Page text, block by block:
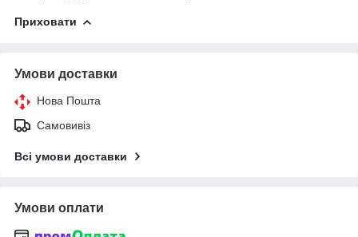
Приховати
Умови доставки
Нова Пошта
Самовивіз
Всі умови доставки
Умови оплати